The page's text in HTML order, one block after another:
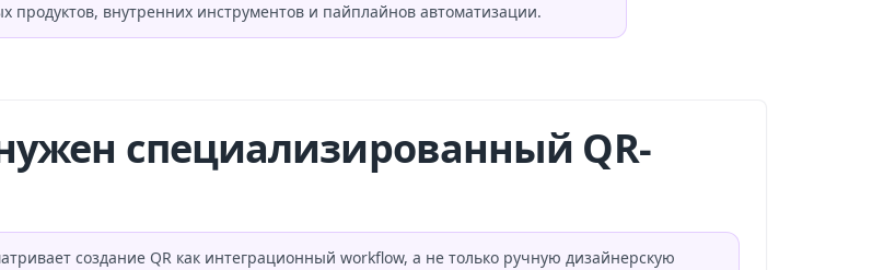
внутренних инструментов и пайплайнов автоматизации.
специализированный QR-
создание QR как интеграционный workflow, а не только ручную дизайнерскую